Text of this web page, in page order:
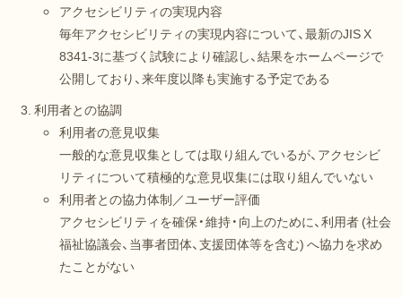
アクセシビリティの実現内容
毎年アクセシビリティの実現内容について、最新のJIS X
8341-3に基づく試験により確認し、結果をホームページで
公開しており、来年度以降も実施する予定である
利用者との協調
利用者の意見収集
一般的な意見収集としては取り組んでいるが、アクセシビ
リティについて積極的な意見収集には取り組んでいない
利用者との協力体制／ユーザー評価
アクセシビリティを確保・維持・向上のために、利用者 (社会
福祉協議会、当事者団体、支援団体等を含む) へ協力を求め
たことがない